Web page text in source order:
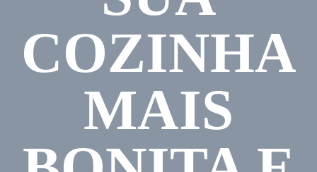
COZINHA
MAIS